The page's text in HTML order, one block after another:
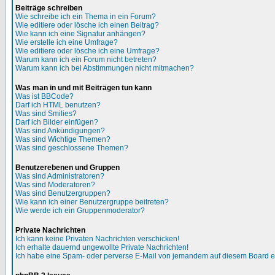
Beiträge schreiben
Wie schreibe ich ein Thema in ein Forum?
Wie editiere oder lösche ich einen Beitrag?
Wie kann ich eine Signatur anhängen?
Wie erstelle ich eine Umfrage?
Wie editiere oder lösche ich eine Umfrage?
Warum kann ich ein Forum nicht betreten?
Warum kann ich bei Abstimmungen nicht mitmachen?
Was man in und mit Beiträgen tun kann
Was ist BBCode?
Darf ich HTML benutzen?
Was sind Smilies?
Darf ich Bilder einfügen?
Was sind Ankündigungen?
Was sind Wichtige Themen?
Was sind geschlossene Themen?
Benutzerebenen und Gruppen
Was sind Administratoren?
Was sind Moderatoren?
Was sind Benutzergruppen?
Wie kann ich einer Benutzergruppe beitreten?
Wie werde ich ein Gruppenmoderator?
Private Nachrichten
Ich kann keine Privaten Nachrichten verschicken!
Ich erhalte dauernd ungewollte Private Nachrichten!
Ich habe eine Spam- oder perverse E-Mail von jemandem auf diesem Board